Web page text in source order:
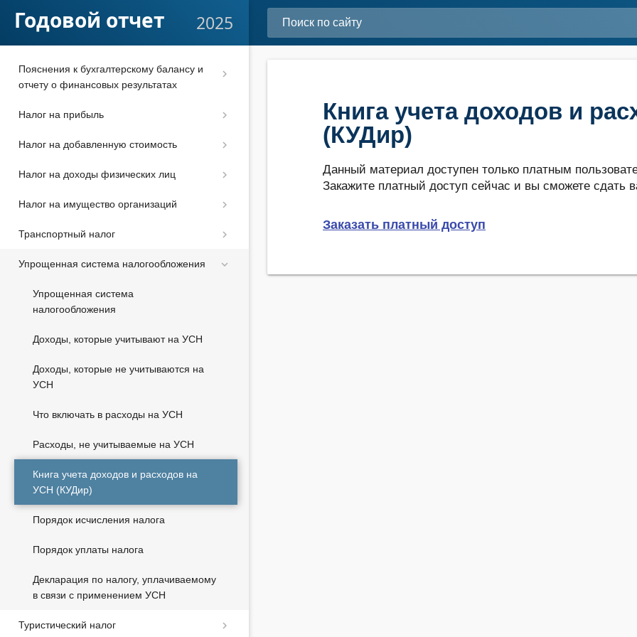
Годовой отчет 2025
Отчет об изменениях капитала
Пояснения к бухгалтерскому балансу и
отчету о финансовых результатах
Налог на прибыль
Налог на добавленную стоимость
Налог на доходы физических лиц
Налог на имущество организаций
Транспортный налог
Упрощенная система налогообложения
Упрощенная система
налогообложения
Доходы, которые учитывают на УСН
Доходы, которые не учитываются на
УСН
Что включать в расходы на УСН
Расходы, не учитываемые на УСН
Книга учета доходов и расходов на
УСН (КУДир)
Порядок исчисления налога
Порядок уплаты налога
Декларация по налогу, уплачиваемому
в связи с применением УСН
Туристический налог
Книга учета доходов и
(КУДир)
Данный материал доступен только платным
Закажите платный доступ сейчас и вы сможете сдать
Заказать платный доступ